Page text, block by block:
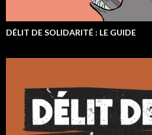
DÉLIT DE SOLIDARITÉ : LE GUIDE